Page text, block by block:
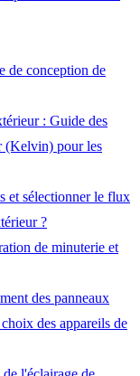
de conception de
: Guide des
(Kelvin) pour les
et sélectionner le flux
?
de minuterie et
des panneaux
des appareils de